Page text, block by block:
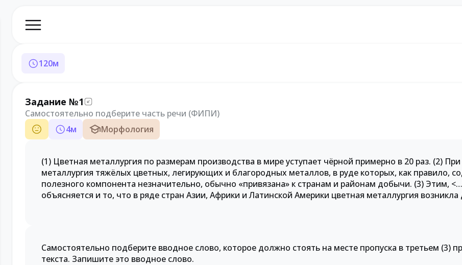
120м
Задание №1
Самостоятельно подберите часть речи (ФИПИ)
4м Морфология
(1) Цветная металлургия по размерам производства в мире уступает чёрной примерно в 20 раз. (2)
металлургия тяжёлых цветных, легирующих и благородных металлов, в руде которых, как правило,
полезного компонента незначительно, обычно «привязана» к странам и районам добычи. (3) Этим,
объясняется и то, что в ряде стран Азии, Африки и Латинской Америки цветная металлургия возникла
Самостоятельно подберите вводное слово, которое должно стоять на месте пропуска в третьем (3)
текста. Запишите это вводное слово.